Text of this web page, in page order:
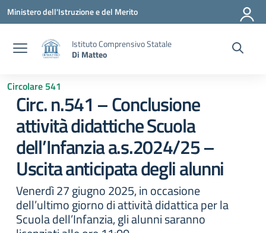
Vai ai contenuti
Vai al menu di navigazione
Vai al footer
Ministero dell'Istruzione e del Merito
Istituto Comprensivo Statale
Di Matteo
Circolare 541
Circ. n.541 – Conclusione
attività didattiche Scuola
dell’Infanzia a.s.2024/25 –
Uscita anticipata degli alunni
Venerdì 27 giugno 2025, in occasione
dell’ultimo giorno di attività didattica per la
Scuola dell’Infanzia, gli alunni saranno